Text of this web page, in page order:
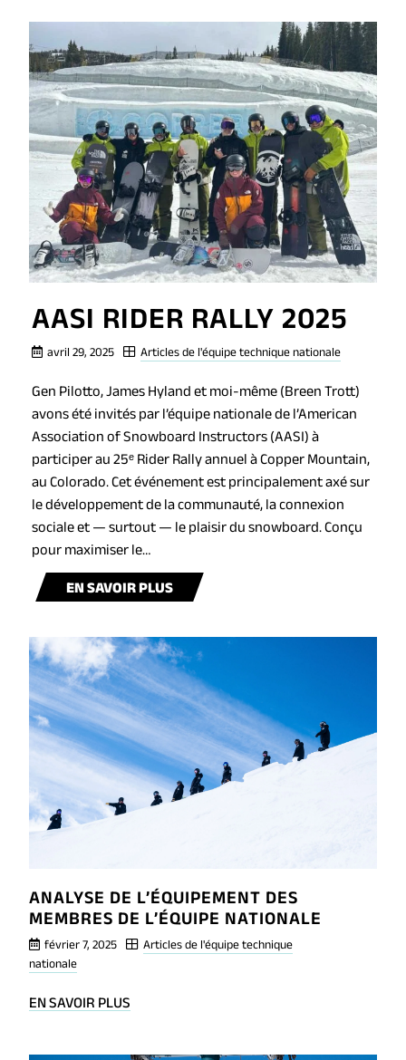
AASI RIDER RALLY 2025
avril 29, 2025 Articles de l'équipe technique nationale
Gen Pilotto, James Hyland et moi-même (Breen Trott)
avons été invités par l’équipe nationale de l’American
Association of Snowboard Instructors (AASI) à
participer au 25ᵉ Rider Rally annuel à Copper Mountain,
au Colorado. Cet événement est principalement axé sur
le développement de la communauté, la connexion
sociale et — surtout — le plaisir du snowboard. Conçu
pour maximiser le…
EN SAVOIR PLUSBLOG
RIDER
RALLY
2025
ANALYSE DE L’ÉQUIPEMENT DES
MEMBRES DE L’ÉQUIPE NATIONALE
février 7, 2025
Articles de l'équipe technique
nationale
EN SAVOIR PLUS